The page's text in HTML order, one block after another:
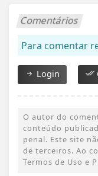
Comentários
Para comentar
Login
O autor do
conteúdo
penal. Este site
de terceiros. Ao
Termos de Uso e